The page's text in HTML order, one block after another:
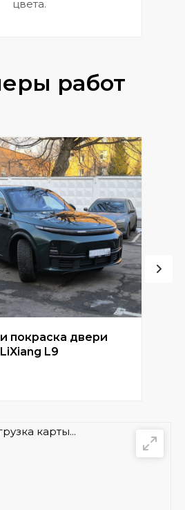
цвета.
работ
покраска двери
LiXiang L9
карты...